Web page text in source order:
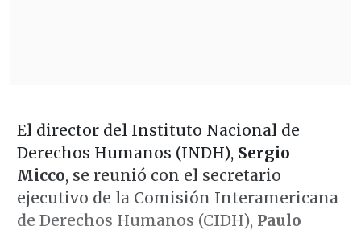
El director del Instituto Nacional de
Derechos Humanos (INDH), Sergio
Micco, se reunió con el secretario
ejecutivo de la Comisión Interamericana
de Derechos Humanos (CIDH), Paulo